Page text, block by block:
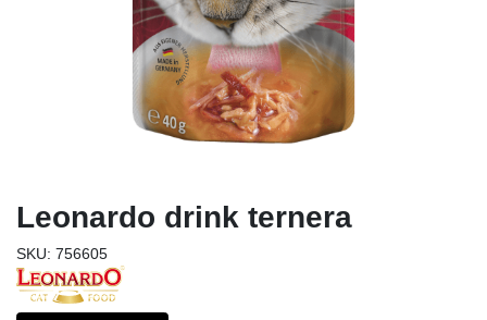
Leonardo drink ternera
SKU: 756605